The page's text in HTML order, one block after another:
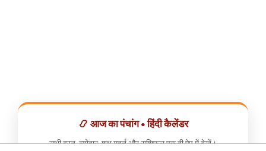
📿 आज का पंचांग • हिंदी कैलेंडर
सभी व्रत, त्योहार, शुभ मुहूर्त और राशिफल एक ही ऐप में देखें।